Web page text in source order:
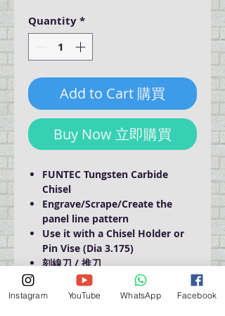
Quantity*
Add to Cart 購買
Buy Now 立即購買
FUNTEC Tungsten Carbide
Chisel
Engrave/Scrape/Create the
panel line pattern
Use it with a Chisel Holder or
Pin Vise (Dia 3.175)
刻線刀 / 推刀
可配合手柄使用
Instagram YouTube WhatsApp Facebook